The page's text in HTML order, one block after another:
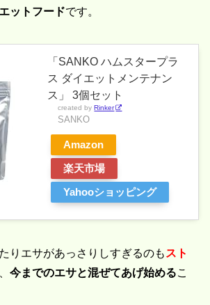
ットフードです。
「SANKO ハムスタープラ
ス ダイエットメンテナン
ス」 3個セット
created byRinker
SANKO
Amazon
楽天市場
Yahooショッピング
りエサがあっさりしすぎるのも スト
今までのエサと混ぜてあげ始めるこ